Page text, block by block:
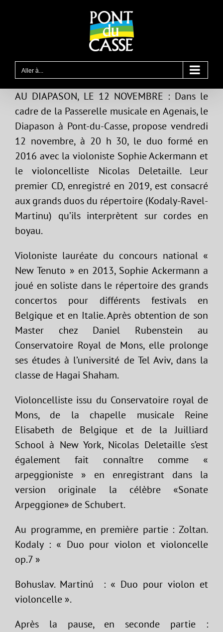
Aller à...
AU DIAPASON, LE 12 NOVEMBRE : Dans le
cadre de la Passerelle musicale en Agenais, le
Diapason à Pont-du-Casse, propose vendredi
12 novembre, à 20 h 30, le duo formé en
2016 avec la violoniste Sophie Ackermann et
le violoncelliste Nicolas Deletaille. Leur
premier CD, enregistré en 2019, est consacré
aux grands duos du répertoire (Kodaly-Ravel-
Martinu) qu’ils interprètent sur cordes en
boyau.
Violoniste lauréate du concours national «
New Tenuto » en 2013, Sophie Ackermann a
joué en soliste dans le répertoire des grands
concertos pour différents festivals en
Belgique et en Italie. Après obtention de son
Master chez Daniel Rubenstein au
Conservatoire Royal de Mons, elle prolonge
ses études à l’université de Tel Aviv, dans la
classe de Hagai Shaham.
Violoncelliste issu du Conservatoire royal de
Mons, de la chapelle musicale Reine
Elisabeth de Belgique et de la Juilliard
School à New York, Nicolas Deletaille s’est
également fait connaître comme «
arpeggioniste » en enregistrant dans la
version originale la célèbre «Sonate
Arpeggione» de Schubert.
Au programme, en première partie : Zoltan.
Kodaly : « Duo pour violon et violoncelle
op.7 »
Bohuslav. Martinú : « Duo pour violon et
violoncelle ».
Après la pause, en seconde partie :